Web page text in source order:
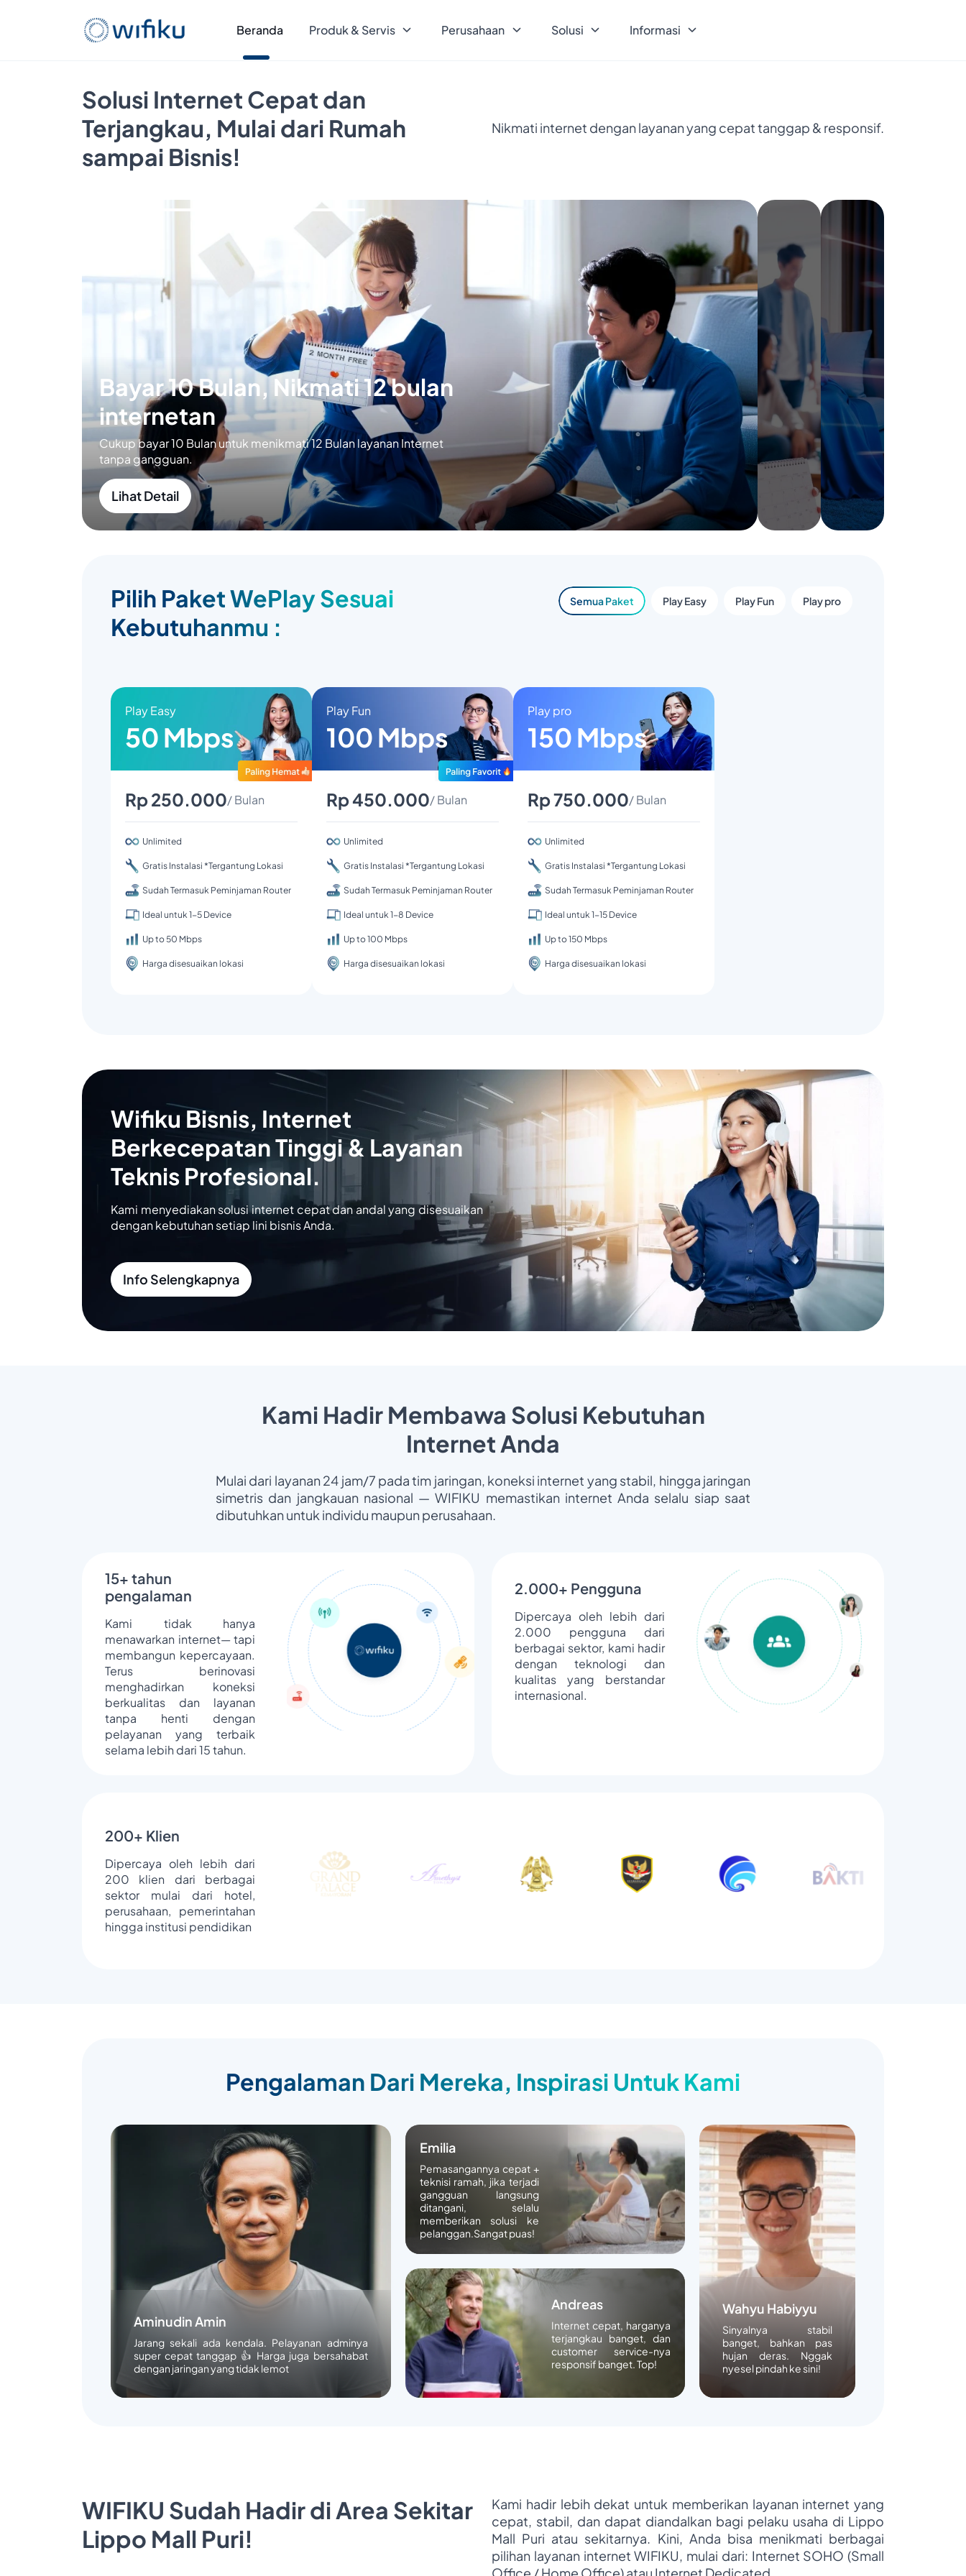
Beranda Produk & Servis Perusahaan Solusi Informasi
Solusi Internet Cepat dan
Terjangkau, Mulai dari Rumah
sampai Bisnis!
Nikmati internet dengan layanan yang cepat tanggap & responsif.
Bayar 10 Bulan, Nikmati 12 bulan
internetan
Cukup bayar 10 Bulan untuk menikmati 12 Bulan layanan Internet
tanpa gangguan.
Lihat Detail
Pilih Paket WePlay Sesuai
Kebutuhanmu :
Semua Paket Play Easy Play Fun Play pro
Play Easy
50 Mbps
Rp 250.000/ Bulan
Unlimited
Gratis Instalasi *Tergantung Lokasi
Sudah Termasuk Peminjaman Router
Ideal untuk 1-5 Device
Up to 50 Mbps
Harga disesuaikan lokasi
Play Fun
100 Mbps
Rp 450.000/ Bulan
Unlimited
Gratis Instalasi *Tergantung Lokasi
Sudah Termasuk Peminjaman Router
Ideal untuk 1-8 Device
Up to 100 Mbps
Harga disesuaikan lokasi
Play pro
150 Mbps
Rp 750.000/ Bulan
Unlimited
Gratis Instalasi *Tergantung Lokasi
Sudah Termasuk Peminjaman Router
Ideal untuk 1-15 Device
Up to 150 Mbps
Harga disesuaikan lokasi
Wifiku Bisnis, Internet
Berkecepatan Tinggi & Layanan
Teknis Profesional.
Kami menyediakan solusi internet cepat dan andal yang disesuaikan
dengan kebutuhan setiap lini bisnis Anda.
Info Selengkapnya
Kami Hadir Membawa Solusi Kebutuhan
Internet Anda
Mulai dari layanan 24 jam/7 pada tim jaringan, koneksi internet yang stabil, hingga jaringan
simetris dan jangkauan nasional — WIFIKU memastikan internet Anda selalu siap saat
dibutuhkan untuk individu maupun perusahaan.
15+ tahun
pengalaman
Kami tidak hanya
menawarkan internet— tapi
membangun kepercayaan.
Terus berinovasi
menghadirkan koneksi
berkualitas dan layanan
tanpa henti dengan
pelayanan yang terbaik
selama lebih dari 15 tahun.
2.000+ Pengguna
Dipercaya oleh lebih dari
2.000 pengguna dari
berbagai sektor, kami hadir
dengan teknologi dan
kualitas yang berstandar
internasional.
200+ Klien
Dipercaya oleh lebih dari
200 klien dari berbagai
sektor mulai dari hotel,
perusahaan, pemerintahan
hingga institusi pendidikan
Pengalaman Dari Mereka, Inspirasi Untuk Kami
Aminudin Amin
Jarang sekali ada kendala. Pelayanan adminya
super cepat tanggap 👍 Harga juga bersahabat
dengan jaringan yang tidak lemot
Emilia
Pemasangannya cepat +
teknisi ramah, jika terjadi
gangguan langsung
ditangani, selalu
memberikan solusi ke
pelanggan.Sangat puas!
Wahyu Habiyyu
Sinyalnya stabil
banget, bahkan pas
hujan deras. Nggak
nyesel pindah ke sini!
Andreas
Internet cepat, harganya
terjangkau banget, dan
customer service-nya
responsif banget. Top!
WIFIKU Sudah Hadir di Area Sekitar
Lippo Mall Puri!
Kami hadir lebih dekat untuk memberikan layanan internet yang
cepat, stabil, dan dapat diandalkan bagi pelaku usaha di Lippo
Mall Puri atau sekitarnya. Kini, Anda bisa menikmati berbagai
pilihan layanan internet WIFIKU, mulai dari: Internet SOHO (Small